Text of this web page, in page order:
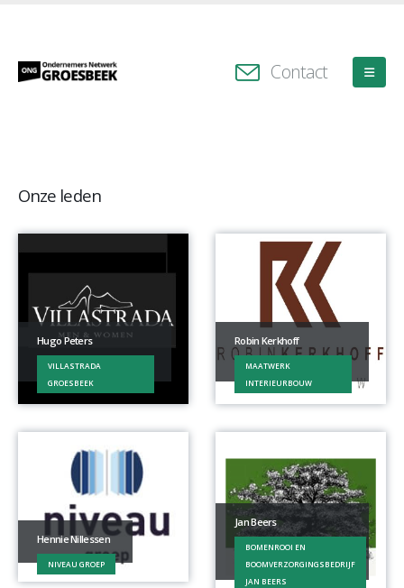
Contact
Onze leden
Hugo Peters
VILLASTRADA
GROESBEEK
Robin Kerkhoff
MAATWERK
INTERIEURBOUW
Hennie Nillessen
NIVEAU GROEP
Jan Beers
BOMENROOI EN
BOOMVERZORGINGSBEDRIJF
JAN BEERS